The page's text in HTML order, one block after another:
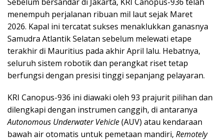
menempuh perjalanan ribuan mil laut sejak Maret
2026. Kapal ini tercatat sukses menaklukkan ganasnya
Samudra Atlantik Selatan sebelum melewati etape
terakhir di Mauritius pada akhir April lalu. Hebatnya,
seluruh sistem robotik dan perangkat riset tetap
berfungsi dengan presisi tinggi sepanjang pelayaran.
KRI Canopus-936 ini diawaki oleh 93 prajurit pilihan dan
dilengkapi dengan instrumen canggih, di antaranya
Autonomous Underwater Vehicle(AUV) atau kendaraan
bawah air otomatis untuk pemetaan mandiri, Remotely